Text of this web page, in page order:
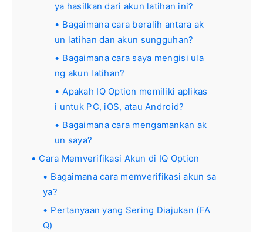
ya hasilkan dari akun latihan ini?
Bagaimana cara beralih antara ak
un latihan dan akun sungguhan?
Bagaimana cara saya mengisi ula
ng akun latihan?
Apakah IQ Option memiliki aplikas
i untuk PC, iOS, atau Android?
Bagaimana cara mengamankan ak
un saya?
Cara Memverifikasi Akun di IQ Option
Bagaimana cara memverifikasi akun sa
ya?
Pertanyaan yang Sering Diajukan (FA
Q)